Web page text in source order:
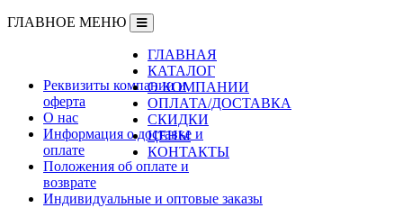
ГЛАВНОЕ МЕНЮ
ГЛАВНАЯ
КАТАЛОГ
О КОМПАНИИ
ОПЛАТА/ДОСТАВКА
СКИДКИ
ЦЕНЫ
КОНТАКТЫ
Реквизиты компании и
оферта
О нас
Информация о доставке и
оплате
Положения об оплате и
возврате
Индивидуальные и оптовые заказы